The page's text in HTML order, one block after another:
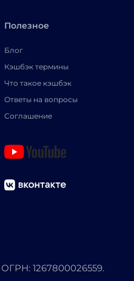
Полезное
Блог
Кэшбэк термины
Что такое кэшбэк
Ответы на вопросы
Соглашение
1267800026559.